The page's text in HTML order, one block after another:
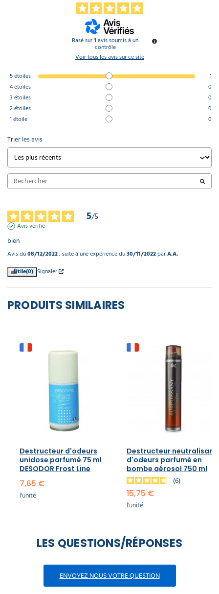
PRODUITS SIMILAIRES
Destructeur d'odeurs
unidose parfumé 75 ml
DESODOR Frost Line
7,65 €
l'unité
Destructeur neutralisant
d'odeurs parfumé en
bombe aérosol 750 ml
6
15,75 €
l'unité
LES QUESTIONS/RÉPONSES
ENVOYEZ NOUS VOTRE QUESTION
Basé sur1 avis soumis à un
contrôle
Voir tous les avis sur ce site
5étoiles
1
4étoiles
0
3 étoiles
0
2étoiles
0
1 étoile 0
Trier les avis
5/5
Avis vérifié
bien
Avis du08/12/2022, suite à une expérience du30/11/2022parA.A.
Utile(0) Signaler